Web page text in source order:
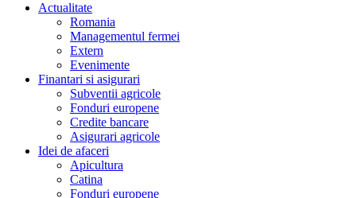
Actualitate
Romania
Managementul fermei
Extern
Evenimente
Finantari si asigurari
Subventii agricole
Fonduri europene
Credite bancare
Asigurari agricole
Idei de afaceri
Apicultura
Catina
Fonduri europene